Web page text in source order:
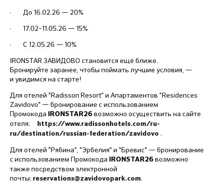
· До 16.02.26 — 20%
· 17.02–11.05.26 — 15%
· С 12.05.26 — 10%
IRONSTAR ЗАВИДОВО становится ещё ближе.
Бронируйте заранее, чтобы поймать лучшие условия, —
и увидимся на старте!
Для отелей "Radisson Resort" и Апартаментов "Residences
Zavidovo" — бронирование с использованием
Промокода
IRONSTAR26 возможно осуществить на сайте
отеля:
https://www.radissonhotels.com/ru-
ru/destination/russian-federation/zavidovo .
Для отелей "Рябина", "Эрбелия" и "Бревис" — бронирование
с использованием Промокода
IRONSTAR26 возможно
также посредством электронной
почты: reservations@zavidovopark.com.